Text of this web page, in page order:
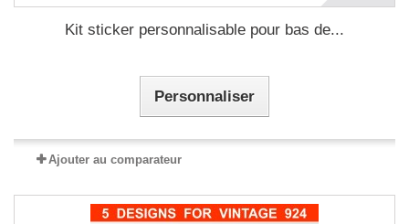
Kit sticker personnalisable pour bas de...
Personnaliser
Ajouter au comparateur